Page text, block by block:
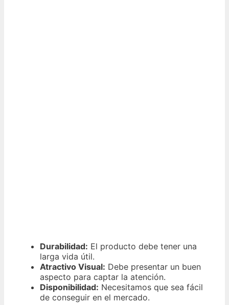
Durabilidad: El producto debe tener una
larga vida útil.
Atractivo Visual: Debe presentar un buen
aspecto para captar la atención.
Disponibilidad: Necesitamos que sea fácil
de conseguir en el mercado.